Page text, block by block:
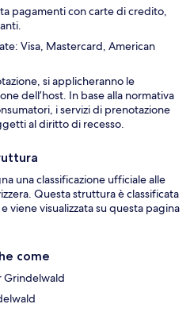
pagamenti con carte di credito,
Visa, Mastercard, American
si applicheranno le
dell’host. In base alla normativa
i servizi di prenotazione
al diritto di recesso.
una classificazione ufficiale alle
Questa struttura è classificata
viene visualizzata su questa pagina
come
Grindelwald